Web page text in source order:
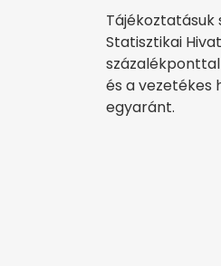
Statisztikai
és a vezetékes
egyaránt.